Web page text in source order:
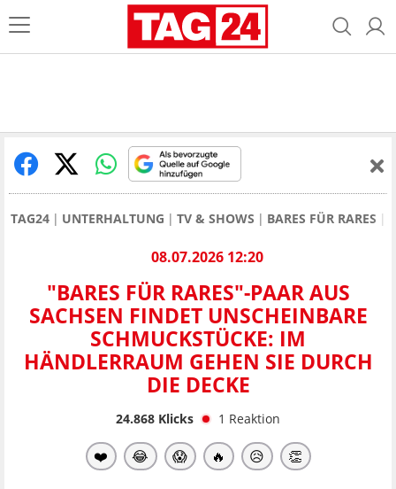
TAG24 UNTERHALTUNG TV & SHOWS BARES FÜR RARES
08.07.2026 12:20
"BARES FÜR RARES"-PAAR AUS
SACHSEN FINDET UNSCHEINBARE
SCHMUCKSTÜCKE: IM
HÄNDLERRAUM GEHEN SIE DURCH
DIE DECKE
24.868 Klicks 1 Reaktion
❤️ 😂 😱 🔥 😥 👏